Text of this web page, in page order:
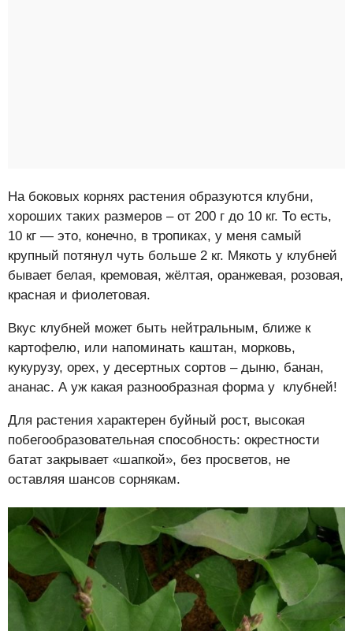
На боковых корнях растения образуются клубни,
хороших таких размеров – от 200 г до 10 кг. То есть,
10 кг — это, конечно, в тропиках, у меня самый
крупный потянул чуть больше 2 кг. Мякоть у клубней
бывает белая, кремовая, жёлтая, оранжевая, розовая,
красная и фиолетовая.
Вкус клубней может быть нейтральным, ближе к
картофелю, или напоминать каштан, морковь,
кукурузу, орех, у десертных сортов – дыню, банан,
ананас. А уж какая разнообразная форма у клубней!
Для растения характерен буйный рост, высокая
побегообразовательная способность: окрестности
батат закрывает «шапкой», без просветов, не
оставляя шансов сорнякам.